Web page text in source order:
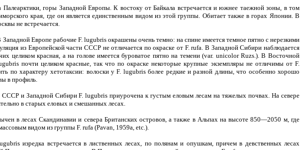
горы Западной Европы. К востоку от Байкала встречается и южнее таежной зоны, в том
края, где он является единственным видом из этой группы. Обитает также в горах Японии. В
не встречается.
Западной Европе рабочие F. lugubris окрашены очень темно: на спине имеется темное пятно с нерезкими
из Европейской части СССР не отличается по окраске от F. rufa. В Западной Сибири наблюдается
целиком красная, а на голове имеется буроватое пятно на темени (var. unicolor Ruzs.). В Восточной
почти целиком красные, так что по окраске некоторые крупные экземпляры не отличимы от F.
по характеру хетотаксии: волоски у F. lugubris более редкие и разной длины, что особенно хорошо
в профиль.
и Западной Сибири F. lugubris приурочена к густым еловым лесам на тяжелых почвах. На севере
в старых еловых и смешанных лесах.
в лесах Скандинавии и севера Британских островов, а также в Альпах на высоте 850—2050 м, где
видом из группы F. rufa (Pavan, 1959а, etc.).
изредка встречается в лиственных лесах, по полянам и опушкам, причем в девственных лесах